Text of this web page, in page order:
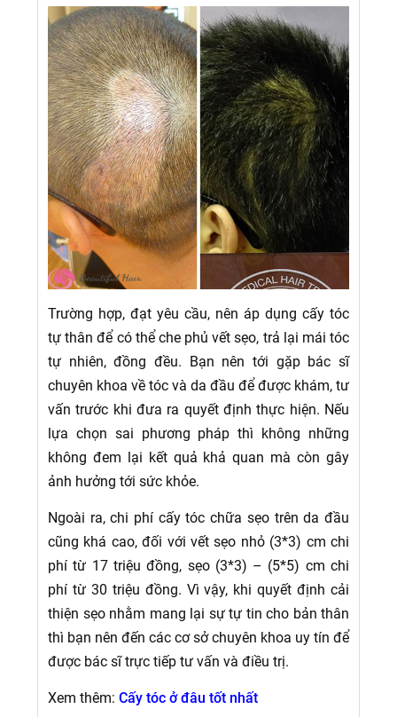
Trường hợp, đạt yêu cầu, nên áp dụng cấy tóc
tự thân để có thể che phủ vết sẹo, trả lại mái tóc
tự nhiên, đồng đều. Bạn nên tới gặp bác sĩ
chuyên khoa về tóc và da đầu để được khám, tư
vấn trước khi đưa ra quyết định thực hiện. Nếu
lựa chọn sai phương pháp thì không những
không đem lại kết quả khả quan mà còn gây
ảnh hưởng tới sức khỏe.
Ngoài ra, chi phí cấy tóc chữa sẹo trên da đầu
cũng khá cao, đối với vết sẹo nhỏ (3*3) cm chi
phí từ 17 triệu đồng, sẹo (3*3) – (5*5) cm chi
phí từ 30 triệu đồng. Vì vậy, khi quyết định cải
thiện sẹo nhằm mang lại sự tự tin cho bản thân
thì bạn nên đến các cơ sở chuyên khoa uy tín để
được bác sĩ trực tiếp tư vấn và điều trị.
Xem thêm: Cấy tóc ở đâu tốt nhất